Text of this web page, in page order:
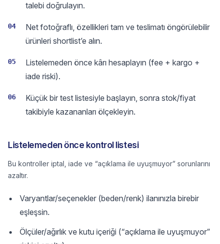
talebi doğrulayın.
04
Net fotoğraflı, özellikleri tam ve teslimatı öngörülebilir
ürünleri shortlist’e alın.
05
Listelemeden önce kârı hesaplayın (fee + kargo +
iade riski).
06
Küçük bir test listesiyle başlayın, sonra stok/fiyat
takibiyle kazananları ölçekleyin.
Listelemeden önce kontrol listesi
Bu kontroller iptal, iade ve “açıklama ile uyuşmuyor” sorunlarını
azaltır.
Varyantlar/seçenekler (beden/renk) ilanınızla birebir
eşleşsin.
Ölçüler/ağırlık ve kutu içeriği (“açıklama ile uyuşmuyor”